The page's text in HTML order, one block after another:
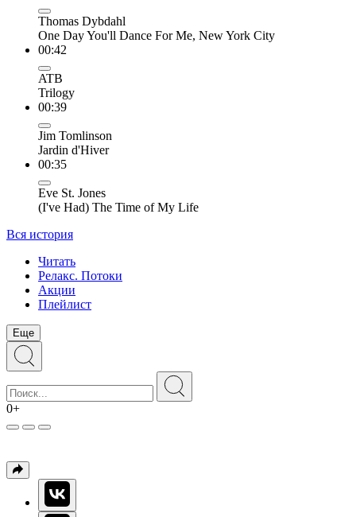
Thomas Dybdahl
One Day You'll Dance For Me, New York City
00:42
ATB
Trilogy
00:39
Jim Tomlinson
Jardin d'Hiver
00:35
Eve St. Jones
(I've Had) The Time of My Life
Вся история
Читать
Релакс. Потоки
Акции
Плейлист
Еще
0+